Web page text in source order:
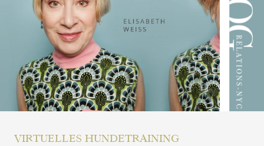
VIRTUELLES HUNDETRAINING